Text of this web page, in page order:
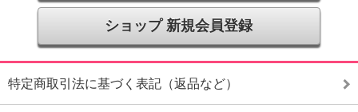
ショップ 新規会員登録
特定商取引法に基づく表記（返品など）